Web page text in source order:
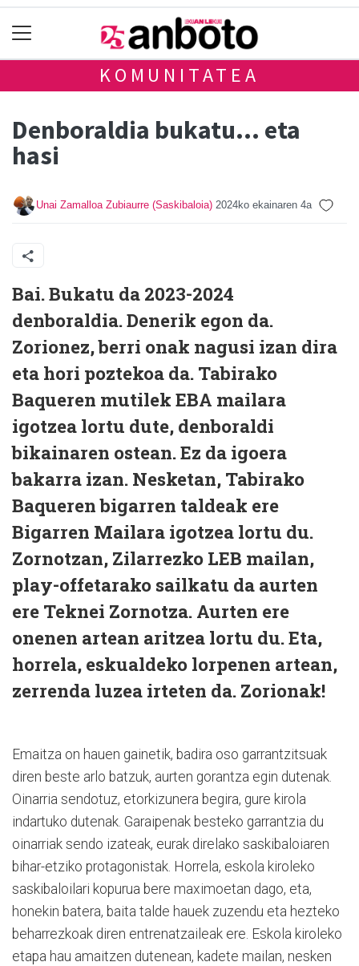
KOMUNITATEA
Denboraldia bukatu… eta
hasi
Unai Zamalloa Zubiaurre (Saskibaloia) 2024ko ekainaren 4a
Bai. Bukatu da 2023-2024
denboraldia. Denerik egon da.
Zorionez, berri onak nagusi izan dira
eta hori poztekoa da. Tabirako
Baqueren mutilek EBA mailara
igotzea lortu dute, denboraldi
bikainaren ostean. Ez da igoera
bakarra izan. Nesketan, Tabirako
Baqueren bigarren taldeak ere
Bigarren Mailara igotzea lortu du.
Zornotzan, Zilarrezko LEB mailan,
play-offetarako sailkatu da aurten
ere Teknei Zornotza. Aurten ere
onenen artean aritzea lortu du. Eta,
horrela, eskualdeko lorpenen artean,
zerrenda luzea irteten da. Zorionak!
Emaitza on hauen gainetik, badira oso garrantzitsuak
diren beste arlo batzuk, aurten gorantza egin dutenak.
Oinarria sendotuz, etorkizunera begira, gure kirola
indartuko dutenak. Garaipenak besteko garrantzia du
oinarriak sendo izateak, eurak direlako saskibaloiaren
bihar-etziko protagonistak. Horrela, eskola kiroleko
saskibaloilari kopurua bere maximoetan dago, eta,
honekin batera, baita talde hauek zuzendu eta hezteko
beharrezkoak diren entrenatzaileak ere. Eskola kiroleko
etapa hau amaitzen dutenean, kadete mailan, nesken